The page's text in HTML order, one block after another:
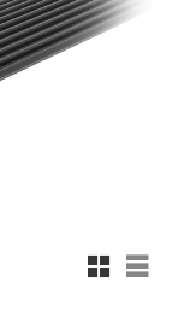
Rutnätsvy
Listvy